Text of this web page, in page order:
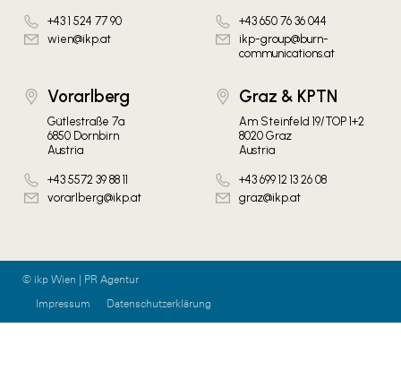
+43 1 524 77 90
wien@ikp.at
+43 650 76 36 044
ikp-group@burn-
communications.at
Vorarlberg
Gütlestraße 7a
6850 Dornbirn
Austria
+43 5572 39 88 11
vorarlberg@ikp.at
Graz & KPTN
Am Steinfeld 19/TOP 1+2
8020 Graz
Austria
+43 699 12 13 26 08
graz@ikp.at
© ikp Wien | PR Agentur
Impressum
Datenschutzerklärung